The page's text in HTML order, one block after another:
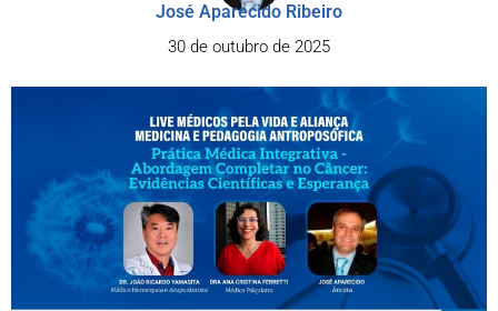
José Aparecido Ribeiro
30 de outubro de 2025